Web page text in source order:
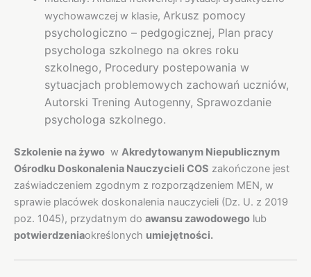
wychowawczej w klasie, Arkusz pomocy
psychologiczno – pedgogicznej, Plan pracy
psychologa szkolnego na okres roku
szkolnego, Procedury postepowania w
sytuacjach problemowych zachowań uczniów,
Autorski Trening Autogenny, Sprawozdanie
psychologa szkolnego.
Szkolenie na żywo w Akredytowanym Niepublicznym
Ośrodku Doskonalenia Nauczycieli COS zakończone jest
zaświadczeniem zgodnym z rozporządzeniem MEN, w
sprawie placówek doskonalenia nauczycieli (Dz. U. z 2019
poz. 1045), przydatnym do awansu zawodowego lub
potwierdzeniaokreślonych umiejętności.